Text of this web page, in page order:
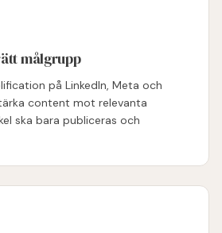
målgrupp
på LinkedIn, Meta och
content mot relevanta
ska bara publiceras och